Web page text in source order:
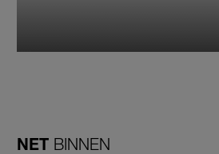
NET BINNEN